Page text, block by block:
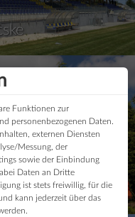
Funktionen zur
personenbezogenen Daten.
externen Diensten
Messung, der
sowie der Einbindung
Daten an Dritte
ist stets freiwillig, für die
kann jederzeit über das